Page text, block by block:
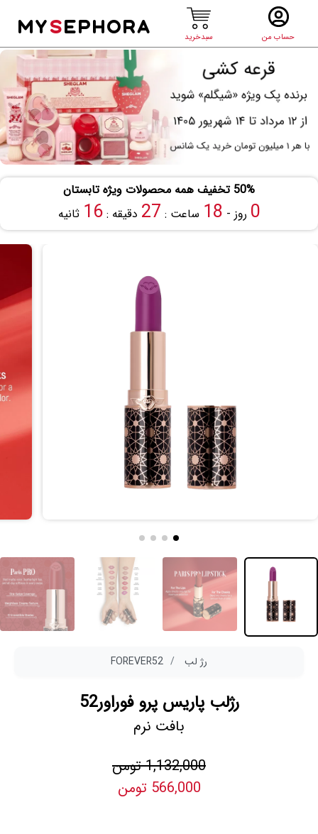
حساب من سبدخرید
MYSEPHORA
50% تخفیف همه محصولات ویژه تابستان
0 روز - 18 ساعت : 27 دقیقه :16 ثانیه
رژ لب FOREVER52
رژلب پاریس پرو فوراور52
بافت نرم
1,132,000 تومن
566,000 تومن